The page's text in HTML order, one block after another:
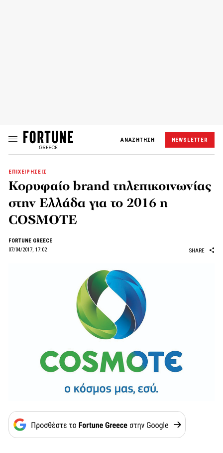
ΑΝΑΖΗΤΗΣΗ NEWSLETTER
ΕΠΙΧΕΙΡΗΣΕΙΣ
Κορυφαίο brand τηλεπικοινωνίας
στην Ελλάδα για το 2016 η
COSMOTE
FORTUNE GREECE
07/04/2017, 17:02
SHARE